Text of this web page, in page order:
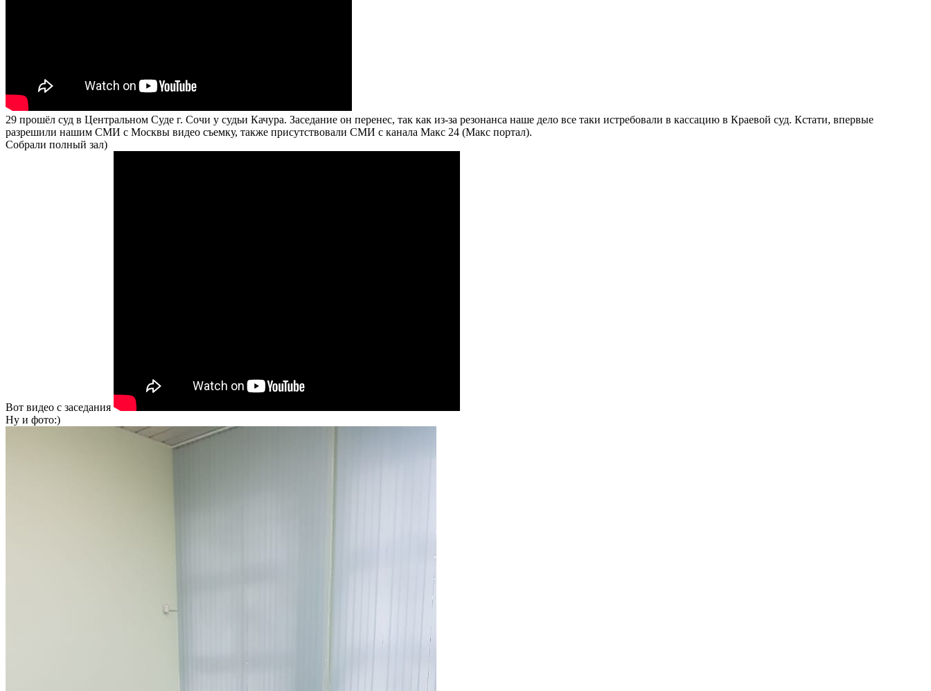
29 прошёл суд в Центральном Суде г. Сочи у судьи Качура. Заседание он перенес, так как из-за резонанса наше дело все таки истребовали в кассацию в Краевой суд. Кстати, впервые
разрешили нашим СМИ с Москвы видео съемку, также присутствовали СМИ с канала Макс 24 (Макс портал).
Собрали полный зал)
Вот видео с заседания
Ну и фото:)